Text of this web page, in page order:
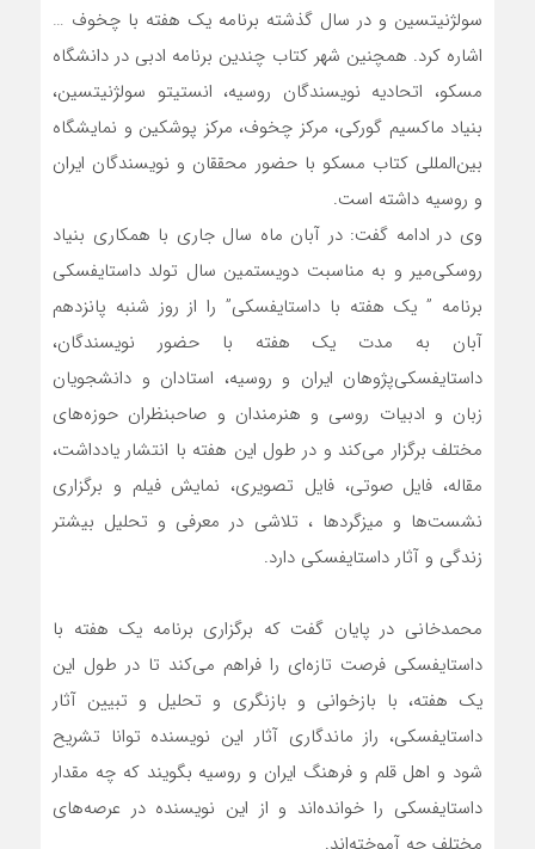
سولژنیتسین و در سال گذشته برنامه یک هفته با چخوف …
اشاره کرد. همچنین شهر کتاب چندین برنامه‌ ادبی در دانشگاه
مسکو، اتحادیه‌ نویسندگان روسیه، انستیتو سولژنیتسین،
بنیاد ماکسیم گورکی، مرکز چخوف، مرکز پوشکین و نمایشگاه
بین‌المللی کتاب مسکو با حضور محققان و نویسندگان ایران
و روسیه داشته است.
وی در ادامه گفت: در آبان ماه سال جاری با همکاری بنیاد
روسکی‌میر و به مناسبت دویستمین سال تولد داستایفسکی
برنامه ” یک هفته با داستایفسکی” را از روز شنبه پانزدهم
آبان به مدت یک هفته با حضور نویسندگان،
داستایفسکی‌پژوهان ایران و روسیه، استادان و دانشجویان
زبان و ادبیات روسی و هنرمندان و صاحبنظران حوزه‌های
مختلف برگزار می‌کند و در طول این هفته با انتشار یادداشت،
مقاله، فایل صوتی، فایل تصویری، نمایش فیلم و برگزاری
نشست‌ها و میزگردها ، تلاشی در معرفی و تحلیل بیشتر
زندگی و آثار داستایفسکی دارد.
محمدخانی در پایان گفت که برگزاری برنامه‌ یک هفته با
داستایفسکی فرصت تازه‌ای را فراهم می‌کند تا در طول این
یک هفته، با بازخوانی و بازنگری و تحلیل و تبیین آثار
داستایفسکی، راز ماندگاری آثار این نویسنده‌ توانا تشریح
شود و اهل قلم و فرهنگ ایران و روسیه بگویند که چه مقدار
داستایفسکی را خوانده‌اند و از این نویسنده در عرصه‌های